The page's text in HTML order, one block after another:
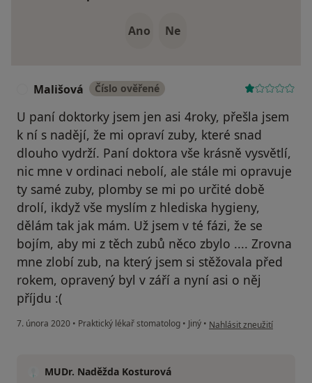
Ano Ne
Mališová Číslo ověřené
U paní doktorky jsem jen asi 4roky, přešla jsem
k ní s nadějí, že mi opraví zuby, které snad
dlouho vydrží. Paní doktora vše krásně vysvětlí,
nic mne v ordinaci nebolí, ale stále mi opravuje
ty samé zuby, plomby se mi po určité době
drolí, ikdyž vše myslím z hlediska hygieny,
dělám tak jak mám. Už jsem v té fázi, že se
bojím, aby mi z těch zubů něco zbylo .... Zrovna
mne zlobí zub, na který jsem si stěžovala před
rokem, opravený byl v září a nyní asi o něj
příjdu :(
7. února 2020 • Praktický lékař stomatolog • Jiný • podle názoru uživatele
Nahlásit zneužití
MUDr. Naděžda Kosturová